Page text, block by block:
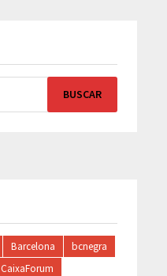
Barcelona
bcnegra
CaixaForum